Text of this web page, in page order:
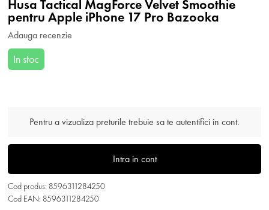
Husa Tactical MagForce Velvet Smoothie
pentru Apple iPhone 17 Pro Bazooka
Adauga recenzie
In stoc
Pentru a vizualiza preturile trebuie sa te autentifici in cont.
Intra in cont
Cod produs: 8596311284250
Cod EAN: 8596311284250